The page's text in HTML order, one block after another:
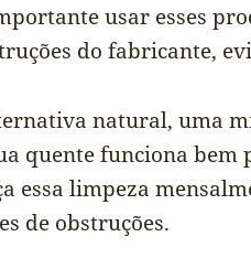
usar esses
do fabricante,
natural, uma
quente funciona
essa limpeza
de obstruções.